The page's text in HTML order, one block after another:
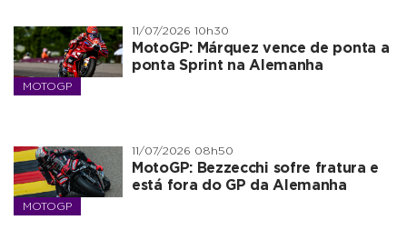
MOTOGP
11/07/2026 10h30
MotoGP: Márquez vence de ponta a
ponta Sprint na Alemanha
MOTOGP
11/07/2026 08h50
MotoGP: Bezzecchi sofre fratura e
está fora do GP da Alemanha